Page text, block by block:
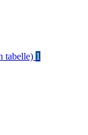
tabelle) 1